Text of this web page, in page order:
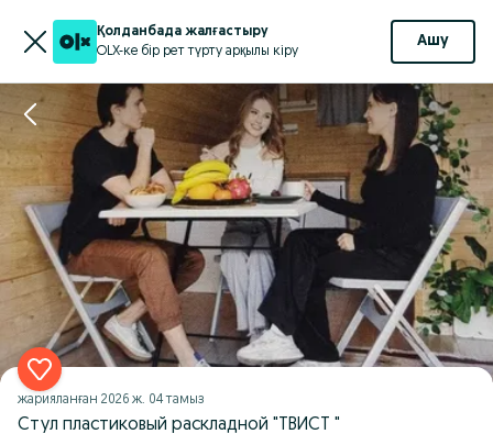
Қолданбада жалғастыру
OLX-ке бір рет түрту арқылы кіру
Ашу
жарияланған 2026 ж. 04 тамыз
Стул пластиковый раскладной "ТВИСТ "